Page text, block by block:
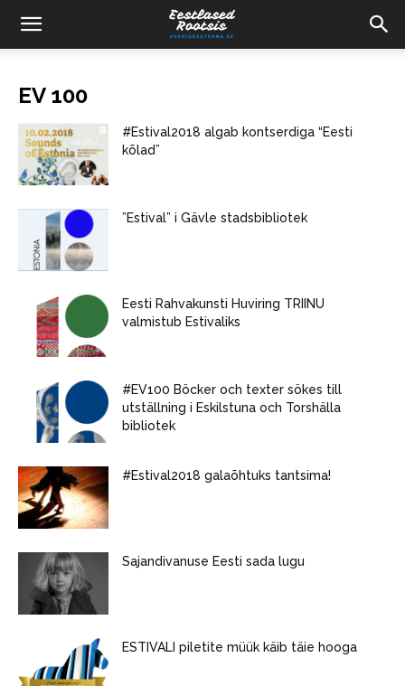
EV 100
#Estival2018 algab kontserdiga “Eesti
kõlad”
”Estival” i Gävle stadsbibliotek
Eesti Rahvakunsti Huviring TRIINU
valmistub Estivaliks
#EV100 Böcker och texter sökes till
utställning i Eskilstuna och Torshälla
bibliotek
#Estival2018 galaõhtuks tantsima!
Sajandivanuse Eesti sada lugu
ESTIVALI piletite müük käib täie hooga